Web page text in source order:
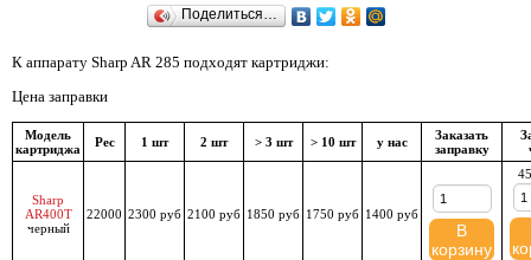
Поделиться…
К аппарату Sharp AR 285 подходят картриджи:
Цена заправки
Модель
картриджа
Рес 1 шт 2 шт > 3 шт > 10 шт у нас
Заказать
заправку
Sharp
AR400T
черный
22000 2300 руб 2100 руб 1850 руб 1750 руб 1400 руб
В
корзину